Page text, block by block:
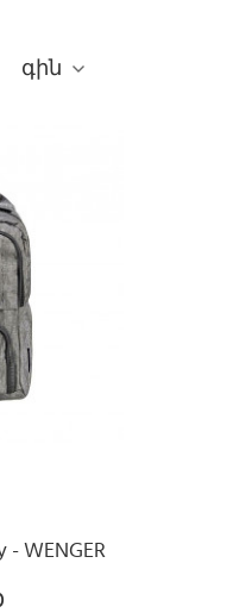
գին
- WENGER